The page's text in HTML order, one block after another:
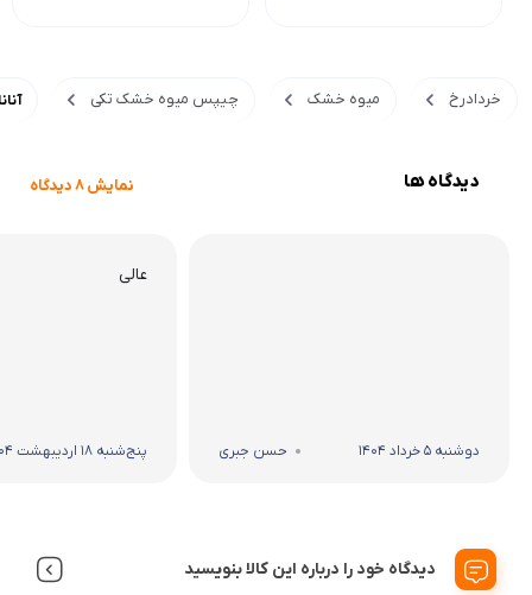
خردادرخ میوه خشک چیپس میوه خشک تکی
دیدگاه ها نمایش 8 دیدگاه
دوشنبه 5 خرداد 1404 حسن جبری
عالی
پنج‌شنبه 18 اردیبهشت 1404
دیدگاه خود را درباره این کالا بنویسید